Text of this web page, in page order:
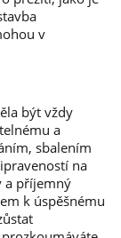
v
být vždy
a
sbalením
na
a příjemný
k úspěšnému